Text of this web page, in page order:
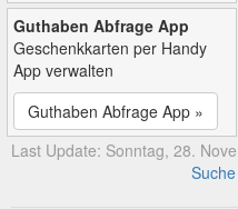
Guthaben Abfrage App
Geschenkkarten per Handy
App verwalten
Guthaben Abfrage App »
Last Update: Sonntag, 28.